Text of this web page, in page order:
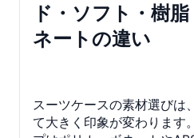
ド・ソフト・樹
ネートの違い
スーツケースの素材選びは
て大きく印象が変わります